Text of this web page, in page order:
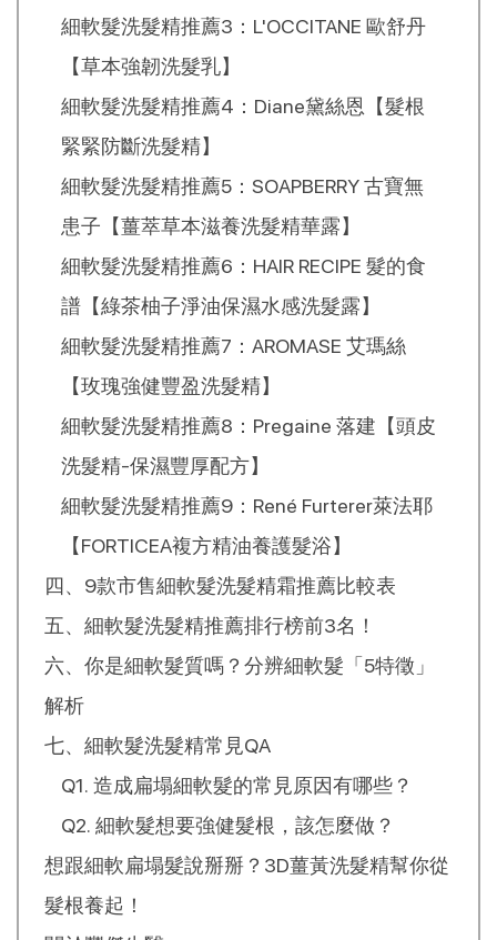
細軟髮洗髮精推薦3：L'OCCITANE 歐舒丹
【草本強韌洗髮乳】
細軟髮洗髮精推薦4：Diane黛絲恩【髮根
緊緊防斷洗髮精】
細軟髮洗髮精推薦5：SOAPBERRY 古寶無
患子【薑萃草本滋養洗髮精華露】
細軟髮洗髮精推薦6：HAIR RECIPE 髮的食
譜【綠茶柚子淨油保濕水感洗髮露】
細軟髮洗髮精推薦7：AROMASE 艾瑪絲
【玫瑰強健豐盈洗髮精】
細軟髮洗髮精推薦8：Pregaine 落建【頭皮
洗髮精-保濕豐厚配方】
細軟髮洗髮精推薦9：René Furterer萊法耶
【FORTICEA複方精油養護髮浴】
四、9款市售細軟髮洗髮精霜推薦比較表
五、細軟髮洗髮精推薦排行榜前3名！
六、你是細軟髮質嗎？分辨細軟髮「5特徵」
解析
七、細軟髮洗髮精常見QA
Q1. 造成扁塌細軟髮的常見原因有哪些？
Q2. 細軟髮想要強健髮根，該怎麼做？
想跟細軟扁塌髮說掰掰？3D薑黃洗髮精幫你從
髮根養起！